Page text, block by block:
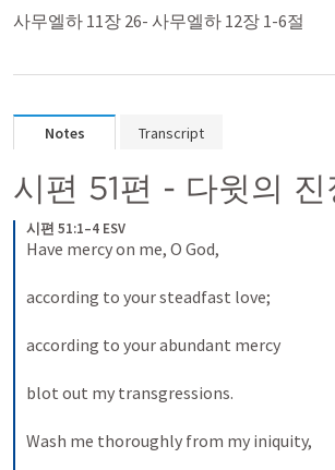
사무엘하 11장 26- 사무엘하 12장 1-6절
Notes Transcript
시편 51편 - 다윗의 진
시편 51:1–4 ESV
Have mercy on me, O God,
according to your steadfast love;
according to your abundant mercy
blot out my transgressions.
Wash me thoroughly from my iniquity,